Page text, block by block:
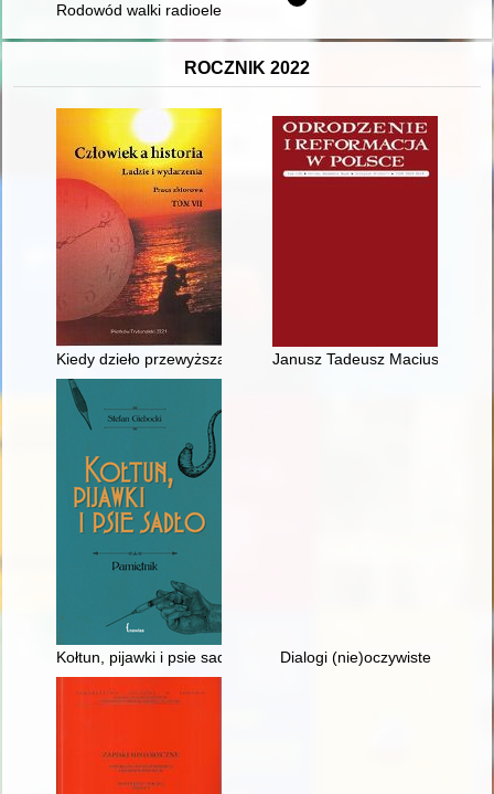
Rodowód walki radioelektronicznej w Wojsku Polskim
ROCZNIK 2022
Kiedy dzieło przewyższa twórcę : historia Edwarda Saidiego
Janusz Tadeusz Maciuszko :
Kołtun, pijawki i psie sadło : pamiętnikDialogi (nie)oczywiste